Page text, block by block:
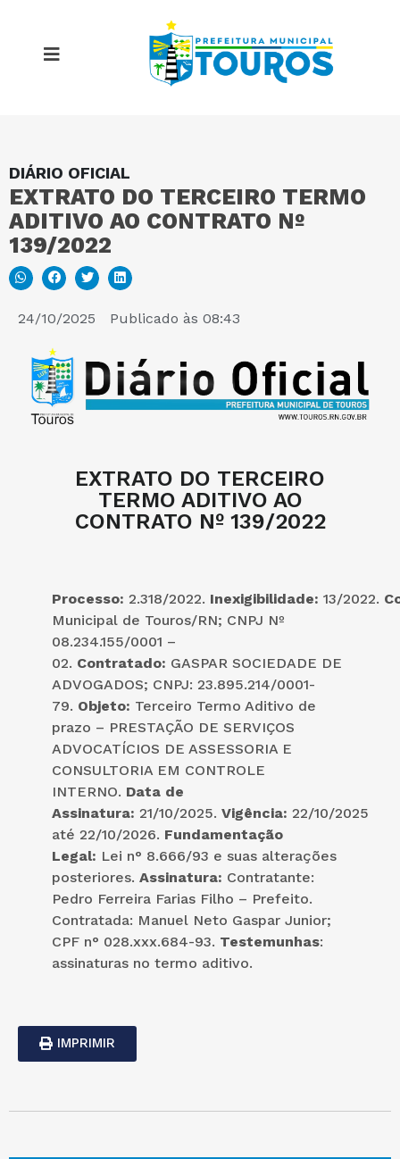
DIÁRIO OFICIAL
EXTRATO DO TERCEIRO TERMO
ADITIVO AO CONTRATO Nº
139/2022
24/10/2025 Publicado às 08:43
EXTRATO DO TERCEIRO
TERMO ADITIVO AO
CONTRATO Nº 139/2022
Processo: 2.318/2022. Inexigibilidade: 13/2022.
Municipal de Touros/RN; CNPJ Nº
08.234.155/0001 –
02. Contratado: GASPAR SOCIEDADE DE
ADVOGADOS; CNPJ: 23.895.214/0001-
79. Objeto: Terceiro Termo Aditivo de
prazo – PRESTAÇÃO DE SERVIÇOS
ADVOCATÍCIOS DE ASSESSORIA E
CONSULTORIA EM CONTROLE
INTERNO. Data de
Assinatura: 21/10/2025. Vigência: 22/10/2025
até 22/10/2026. Fundamentação
Legal: Lei n° 8.666/93 e suas alterações
posteriores. Assinatura: Contratante:
Pedro Ferreira Farias Filho – Prefeito.
Contratada: Manuel Neto Gaspar Junior;
CPF n° 028.xxx.684-93. Testemunhas:
assinaturas no termo aditivo.
IMPRIMIR
MAPA DO SITE
PORTAL DA TRANSPARÊNCIA
E-SIC
PERGUNTAS FREQUENTES